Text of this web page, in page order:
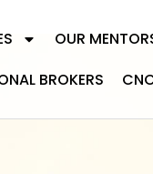
OUR
BROKERS